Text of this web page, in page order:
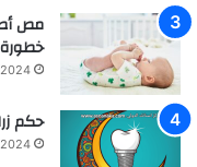
مص
خطورة
حكم